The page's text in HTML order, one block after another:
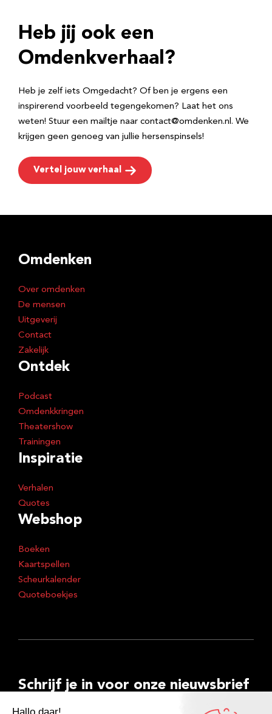
r
e
Heb jij ook een
Omdenkverhaal?
Heb je zelf iets Omgedacht? Of ben je ergens een
inspirerend voorbeeld tegengekomen? Laat het ons
weten! Stuur een mailtje naar contact@omdenken.nl. We
krijgen geen genoeg van jullie hersenspinsels!
Vertel jouw verhaal
Omdenken
Over omdenken
De mensen
Uitgeverij
Contact
Zakelijk
Ontdek
Podcast
Omdenkkringen
Theatershow
Trainingen
Inspiratie
Verhalen
Quotes
Webshop
Boeken
Kaartspellen
Scheurkalender
Quoteboekjes
Schrijf je in voor onze nieuwsbrief